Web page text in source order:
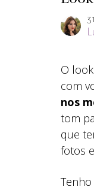
O
com
nos
tom
que
fotos